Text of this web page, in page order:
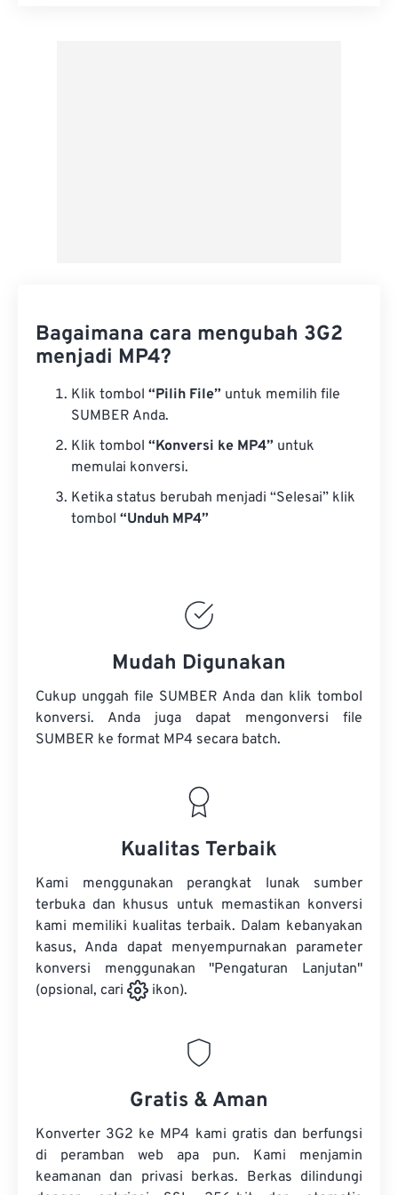
Bagaimana cara mengubah 3G2
menjadi MP4?
Klik tombol “Pilih File” untuk memilih file
SUMBER Anda.
Klik tombol “Konversi ke MP4” untuk
memulai konversi.
Ketika status berubah menjadi “Selesai” klik
tombol “Unduh MP4”
Mudah Digunakan
Cukup unggah file SUMBER Anda dan klik tombol
konversi. Anda juga dapat mengonversi file
SUMBER ke format MP4 secara batch.
Kualitas Terbaik
Kami menggunakan perangkat lunak sumber
terbuka dan khusus untuk memastikan konversi
kami memiliki kualitas terbaik. Dalam kebanyakan
kasus, Anda dapat menyempurnakan parameter
konversi menggunakan "Pengaturan Lanjutan"
(opsional, cari
ikon).
Gratis & Aman
Konverter 3G2 ke MP4 kami gratis dan berfungsi
di peramban web apa pun. Kami menjamin
keamanan dan privasi berkas. Berkas dilindungi